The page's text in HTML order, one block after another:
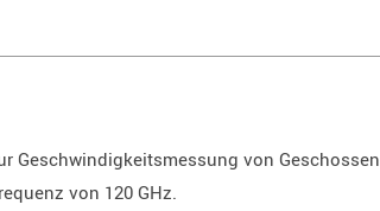
Geschwindigkeitsmessung von Geschossen.
von 120 GHz.